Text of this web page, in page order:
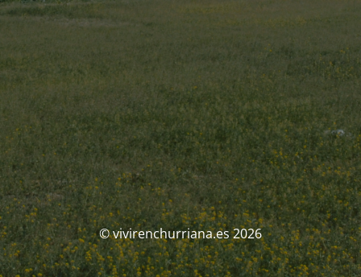
© vivirenchurriana.es 2026